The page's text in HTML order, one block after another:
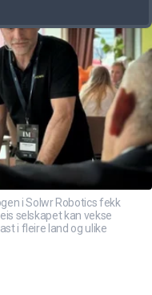
i Solwr Robotics fekk
selskapet kan vekse
i fleire land og ulike